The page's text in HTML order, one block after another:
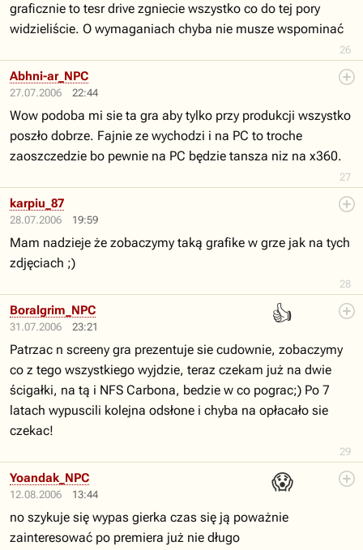
26
graficznie to tesr drive zgniecie wszystko co do tej pory
widzieliście. O wymaganiach chyba nie musze wspominać
27.07.2006 22:44
27
Abhni-ar_NPC
Wow podoba mi sie ta gra aby tylko przy produkcji wszystko
poszło dobrze. Fajnie ze wychodzi i na PC to troche
zaoszczedzie bo pewnie na PC będzie tansza niz na x360.
28.07.2006 19:59
28
karpiu_87
Mam nadzieje że zobaczymy taką grafike w grze jak na tych
zdjęciach ;)
31.07.2006 23:21
👍
29
Boralgrim_NPC
Patrzac n screeny gra prezentuje sie cudownie, zobaczymy
co z tego wszystkiego wyjdzie, teraz czekam już na dwie
ścigałki, na tą i NFS Carbona, bedzie w co pograc;) Po 7
latach wypuscili kolejna odsłone i chyba na opłacało sie
czekac!
12.08.2006 13:44
😱
Yoandak_NPC
no szykuje się wypas gierka czas się ją poważnie
zainteresować po premiera już nie długo